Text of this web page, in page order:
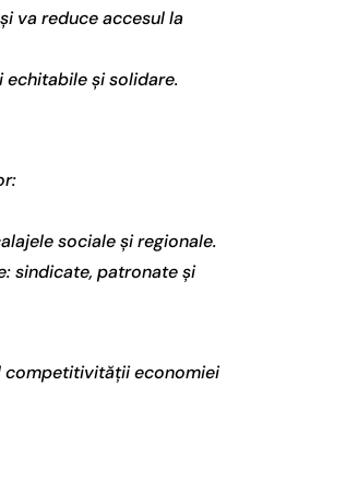
va reduce accesul la
echitabile și solidare.
sociale și regionale.
sindicate, patronate și
competitivității economiei